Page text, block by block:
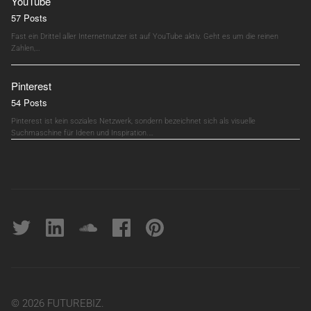
57 Posts
Fast ein Drittel aller Internetnutzer ist auf YouTube aktiv. Geht es um die reinen
Zahlen,…
Pinterest
54 Posts
Pinterest ist kein soziales Netzwerk, sondern bezeichnet sich als visuelle
Suchmaschine für Ideen und Inspiration.…
Twitter linkedin soundcloudFacebookpinterest
© 2026 FUTUREBIZ.